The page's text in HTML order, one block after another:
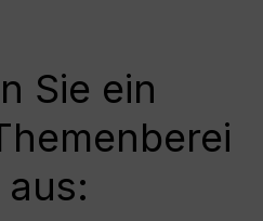
Sie ein